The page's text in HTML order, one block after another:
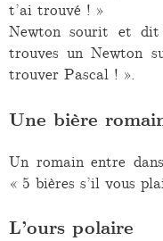
t’ai trouvé ! »
Newton sourit et
trouves un Newton
trouver Pascal ! ».
Une bière
Un romain entre
« 5 bières s’il vous
L’ours polaire